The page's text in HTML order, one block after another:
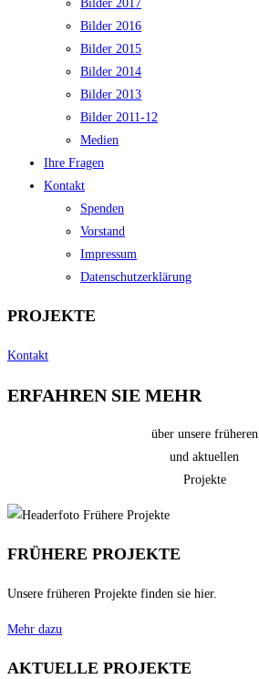
Bilder 2017
Bilder 2016
Bilder 2015
Bilder 2014
Bilder 2013
Bilder 2011-12
Medien
Ihre Fragen
Kontakt
Spenden
Vorstand
Impressum
Datenschutzerklärung
PROJEKTE
Kontakt
ERFAHREN SIE MEHR
über unsere früheren
und aktuellen
Projekte
FRÜHERE PROJEKTE
Unsere früheren Projekte finden sie hier.
Mehr dazu
AKTUELLE PROJEKTE